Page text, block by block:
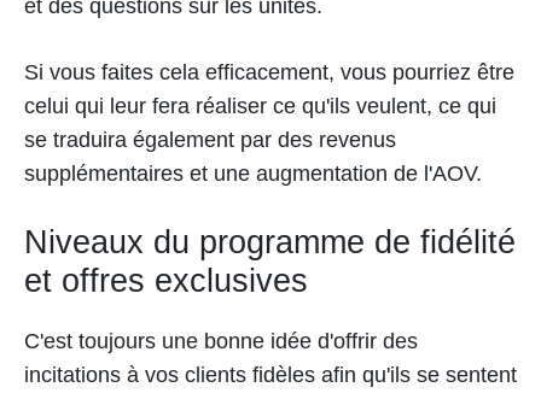
et des questions sur les unités.
Si vous faites cela efficacement, vous pourriez être
celui qui leur fera réaliser ce qu'ils veulent, ce qui
se traduira également par des revenus
supplémentaires et une augmentation de l'AOV.
Niveaux du programme de fidélité
et offres exclusives
C'est toujours une bonne idée d'offrir des
incitations à vos clients fidèles afin qu'ils se sentent